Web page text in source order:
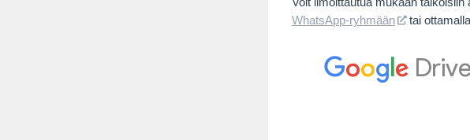
WhatsApp-ryhmään
tai